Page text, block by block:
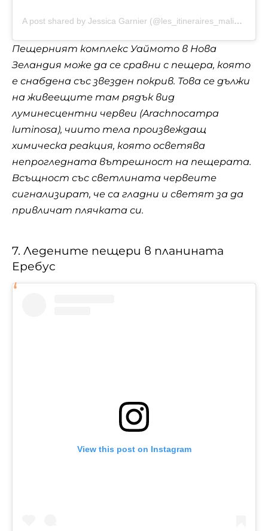
A post shared by Jessica Garnier (@les_itineraires_malins_de_jess)
Пещерният комплекс Уаймото в Нова
Зеландия може да се сравни с пещера, която
е снабдена със звезден покрив. Това се дължи
на живеещите там рядък вид
луминесцентни червеи (Arachnocampa
luminosa), чиито тела произвеждащ
химическа реакция, която осветява
непрогледната вътрешност на пещерата.
Всъщност със светлината червеите
сигнализират, че са гладни и светят за да
привличат плячката си.
7. Ледените пещери в планината
Еребус
View this post on Instagram